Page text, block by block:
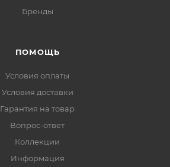
Бренды
ПОМОЩЬ
Условия оплаты
Условия доставки
Гарантия на товар
Вопрос-ответ
Коллекции
Информация